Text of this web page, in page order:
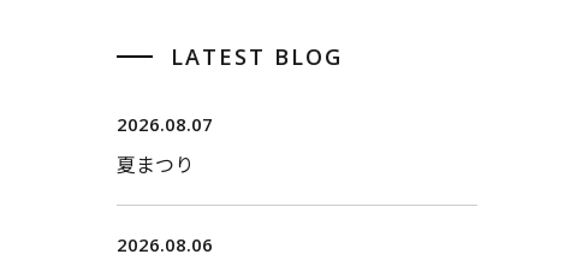
LATEST BLOG
2026.08.07
夏まつり
2026.08.06